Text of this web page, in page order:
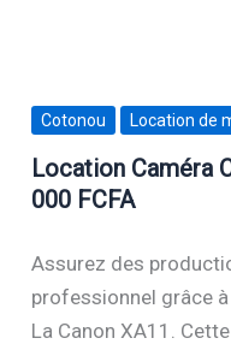
Cotonou Location de
Location Caméra
000 FCFA
Assurez des
professionnel grâce
La Canon XA11.